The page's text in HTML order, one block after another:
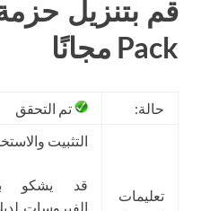
Pack مجانًا
حالة: تم التحقق
تعليمات
التثبيت
قد يشكو
الفيروسات